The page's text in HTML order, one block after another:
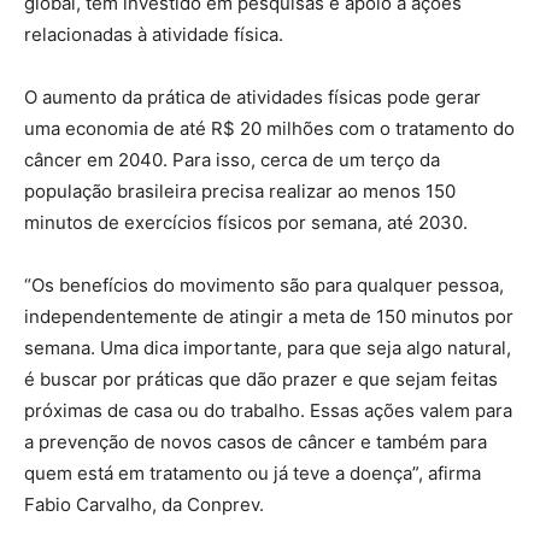
relacionadas à atividade física.
O aumento da prática de atividades físicas pode gerar
uma economia de até R$ 20 milhões com o tratamento do
câncer em 2040. Para isso, cerca de um terço da
população brasileira precisa realizar ao menos 150
minutos de exercícios físicos por semana, até 2030.
“Os benefícios do movimento são para qualquer pessoa,
independentemente de atingir a meta de 150 minutos por
semana. Uma dica importante, para que seja algo natural,
é buscar por práticas que dão prazer e que sejam feitas
próximas de casa ou do trabalho. Essas ações valem para
a prevenção de novos casos de câncer e também para
quem está em tratamento ou já teve a doença”, afirma
Fabio Carvalho, da Conprev.